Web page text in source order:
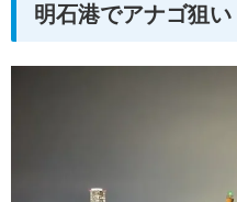
明石港でアナゴ狙い